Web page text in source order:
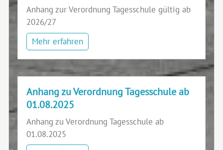
Anhang zur Verordnung Tagesschule gültig ab
2026/27
Mehr erfahren
Anhang zu Verordnung Tagesschule ab
01.08.2025
Anhang zu Verordnung Tagesschule ab
01.08.2025